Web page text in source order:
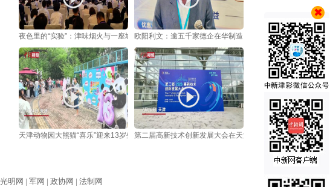
夜色里的“实验”：津味烟火与一座城的消费新逻辑欧阳利文：逾五千家德企在华制造 ，中国本地消费至关重要
天津动物园大熊猫“喜乐”迎来13岁生日第二届高新技术创新发展大会在天津举行
光明网 |军网 |政协网 |法制网